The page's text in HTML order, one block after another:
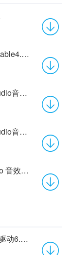
虚拟声卡驱动Virtual Audio Cable4.14.0.6873 官方版
瑞昱realtek high definition audio音效声卡驱动程序2.11.15.0
瑞昱realtek high definition audio音效声卡驱动程序2.11.15.0
Realtek High Definition Audio 音效驱动程序2.30
IDT 92HDxxx HD Audio声卡驱动6.10.6445.0